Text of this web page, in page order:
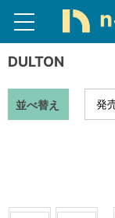
DULTON
並べ替え